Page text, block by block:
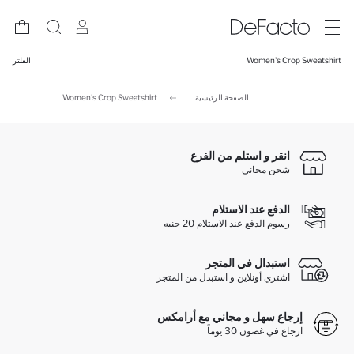
Women's Crop Sweatshirt الفلتر
الصفحة الرئيسية Women's Crop Sweatshirt
انقر و استلم من الفرع
شحن مجاني
الدفع عند الاستلام
رسوم الدفع عند الاستلام 20 جنيه
استبدال في المتجر
اشتري أونلاين و استبدل من المتجر
إرجاع سهل و مجاني مع أرامكس
ارجاع في غضون 30 يوماً